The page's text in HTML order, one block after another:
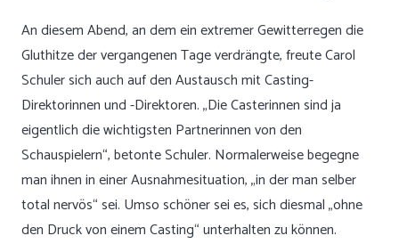
An diesem Abend, an dem ein extremer Gewitterregen die
Gluthitze der vergangenen Tage verdrängte, freute Carol
Schuler sich auch auf den Austausch mit Casting-
Direktorinnen und -Direktoren. „Die Casterinnen sind ja
eigentlich die wichtigsten Partnerinnen von den
Schauspielern“, betonte Schuler. Normalerweise begegne
man ihnen in einer Ausnahmesituation, „in der man selber
total nervös“ sei. Umso schöner sei es, sich diesmal „ohne
den Druck von einem Casting“ unterhalten zu können.